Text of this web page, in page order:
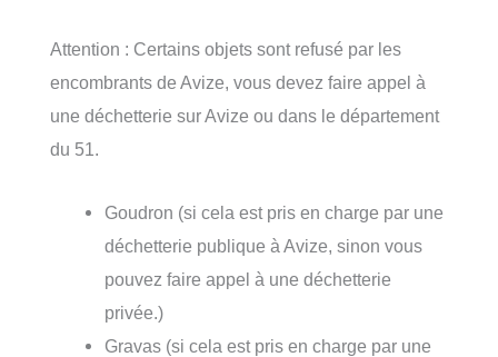
Attention : Certains objets sont refusé par les
encombrants de Avize, vous devez faire appel à
une déchetterie sur Avize ou dans le département
du 51.
Goudron (si cela est pris en charge par une
déchetterie publique à Avize, sinon vous
pouvez faire appel à une déchetterie
privée.)
Gravas (si cela est pris en charge par une